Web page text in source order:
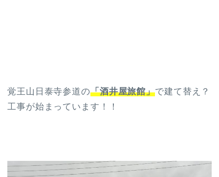
覚王山日泰寺参道の「酒井屋旅館」で建て替え？
工事が始まっています！！